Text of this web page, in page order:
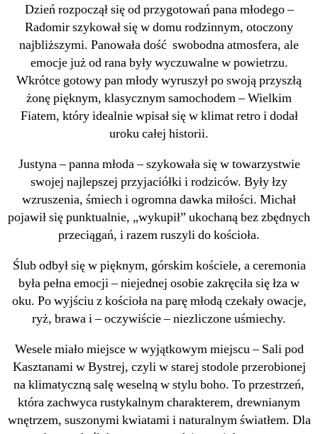
Dzień rozpoczął się od przygotowań pana młodego –
Radomir szykował się w domu rodzinnym, otoczony
najbliższymi. Panowała dość swobodna atmosfera, ale
emocje już od rana były wyczuwalne w powietrzu.
Wkrótce gotowy pan młody wyruszył po swoją przyszłą
żonę pięknym, klasycznym samochodem – Wielkim
Fiatem, który idealnie wpisał się w klimat retro i dodał
uroku całej historii.
Justyna – panna młoda – szykowała się w towarzystwie
swojej najlepszej przyjaciółki i rodziców. Były łzy
wzruszenia, śmiech i ogromna dawka miłości. Michał
pojawił się punktualnie, „wykupił” ukochaną bez zbędnych
przeciągań, i razem ruszyli do kościoła.
Ślub odbył się w pięknym, górskim kościele, a ceremonia
była pełna emocji – niejednej osobie zakręciła się łza w
oku. Po wyjściu z kościoła na parę młodą czekały owacje,
ryż, brawa i – oczywiście – niezliczone uśmiechy.
Wesele miało miejsce w wyjątkowym miejscu – Sali pod
Kasztanami w Bystrej, czyli w starej stodole przerobionej
na klimatyczną salę weselną w stylu boho. To przestrzeń,
która zachwyca rustykalnym charakterem, drewnianym
wnętrzem, suszonymi kwiatami i naturalnym światłem. Dla